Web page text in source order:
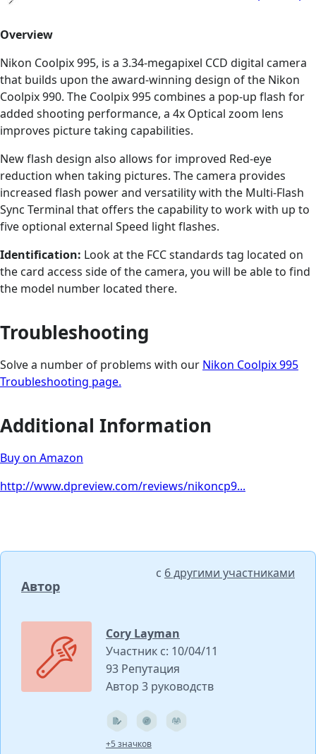
Overview
Nikon Coolpix 995, is a 3.34-megapixel CCD digital camera
that builds upon the award-winning design of the Nikon
Coolpix 990. The Coolpix 995 combines a pop-up flash for
added shooting performance, a 4x Optical zoom lens
improves picture taking capabilities.
New flash design also allows for improved Red-eye
reduction when taking pictures. The camera provides
increased flash power and versatility with the Multi-Flash
Sync Terminal that offers the capability to work with up to
five optional external Speed light flashes.
Identification: Look at the FCC standards tag located on
the card access side of the camera, you will be able to find
the model number located there.
Troubleshooting
Solve a number of problems with our Nikon Coolpix 995
Troubleshooting page.
Additional Information
Buy on Amazon
http://www.dpreview.com/reviews/nikoncp9...
Автор
с 6 другими участниками
Cory Layman
Участник с: 10/04/11
93 Репутация
Автор 3 руководств
+5 значков